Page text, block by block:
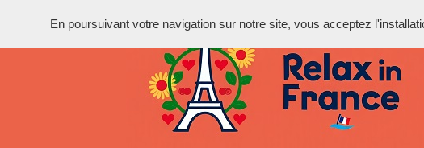
En poursuivant votre navigation sur notre site, vous acceptez